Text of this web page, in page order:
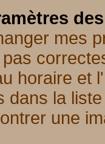
mes
horaire et
dans la
une